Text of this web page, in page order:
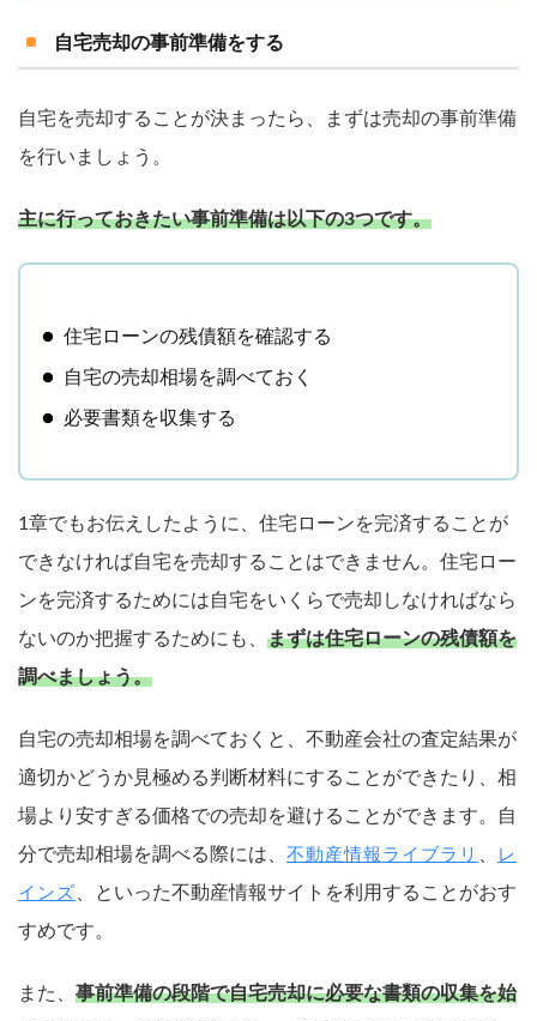
自宅売却の事前準備をする
自宅を売却することが決まったら、まずは売却の事前準備
を行いましょう。
主に行っておきたい事前準備は以下の3つです。
住宅ローンの残債額を確認する
自宅の売却相場を調べておく
必要書類を収集する
1章でもお伝えしたように、住宅ローンを完済することが
できなければ自宅を売却することはできません。住宅ロー
ンを完済するためには自宅をいくらで売却しなければなら
ないのか把握するためにも、 まずは住宅ローンの残債額を
調べましょう。
自宅の売却相場を調べておくと、不動産会社の査定結果が
適切かどうか見極める判断材料にすることができたり、相
場より安すぎる価格での売却を避けることができます。自
分で売却相場を調べる際には、 不動産情報ライブラリ レ
インズ
、といった不動産情報サイトを利用することがおす
すめです。
また、 事前準備の段階で自宅売却に必要な書類の収集を始